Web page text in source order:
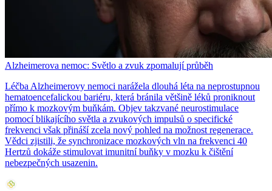
Alzheimerova nemoc: Světlo a zvuk zpomalují průběh
Léčba Alzheimerovy nemoci narážela dlouhá léta na neprostupnou
hematoencefalickou bariéru, která bránila většině léků proniknout
přímo k mozkovým buňkám. Objev takzvané neurostimulace
pomocí blikajícího světla a zvukových impulsů o specifické
frekvenci však přináší zcela nový pohled na možnost regenerace.
Vědci zjistili, že synchronizace mozkových vln na frekvenci 40
Hertzů dokáže stimulovat imunitní buňky v mozku k čištění
nebezpečných usazenin.